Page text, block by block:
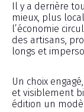
Il y a derrière
mieux, plus
l’économie
des artisans,
longs et
Un choix
et visiblement
édition un